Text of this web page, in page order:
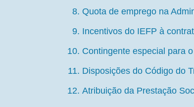
Quota de emprego na
Incentivos do IEFP à
Contingente especial para
Disposições do Código do
Atribuição da Prestação